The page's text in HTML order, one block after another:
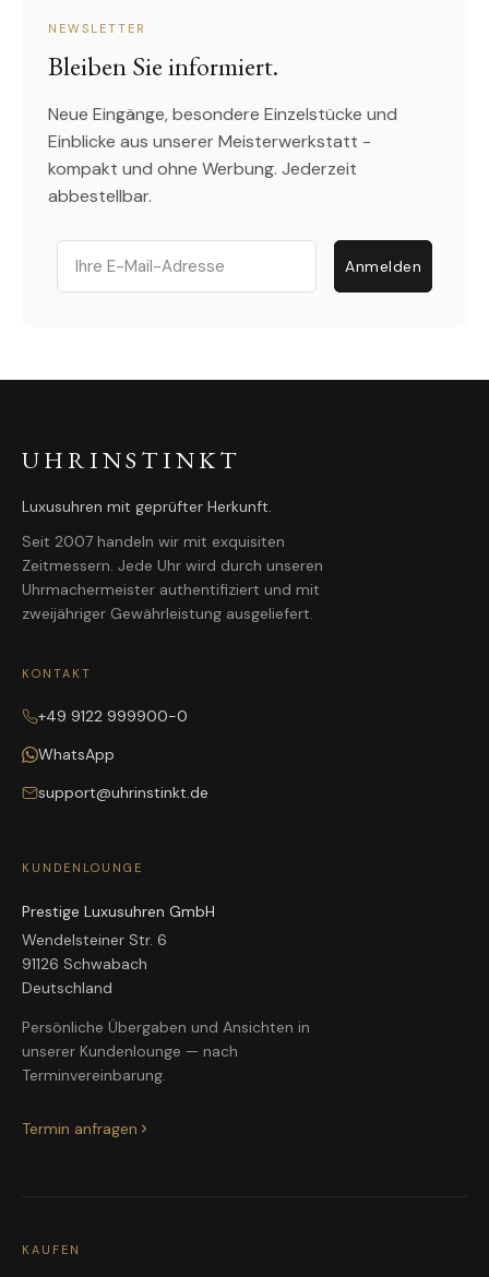
NEWSLETTER
Bleiben Sie informiert.
Neue Eingänge, besondere Einzelstücke und
Einblicke aus unserer Meisterwerkstatt -
kompakt und ohne Werbung. Jederzeit
abbestellbar.
Email
Anmelden
UHRINSTINKT
Luxusuhren mit geprüfter Herkunft.
Seit 2007 handeln wir mit exquisiten
Zeitmessern. Jede Uhr wird durch unseren
Uhrmachermeister authentifiziert und mit
zweijähriger Gewährleistung ausgeliefert.
KONTAKT
+49 9122 999900-0
WhatsApp
support@uhrinstinkt.de
KUNDENLOUNGE
Prestige Luxusuhren GmbH
Wendelsteiner Str. 6
91126 Schwabach
Deutschland
Persönliche Übergaben und Ansichten in
unserer Kundenlounge — nach
Terminvereinbarung.
Termin anfragen
KAUFEN